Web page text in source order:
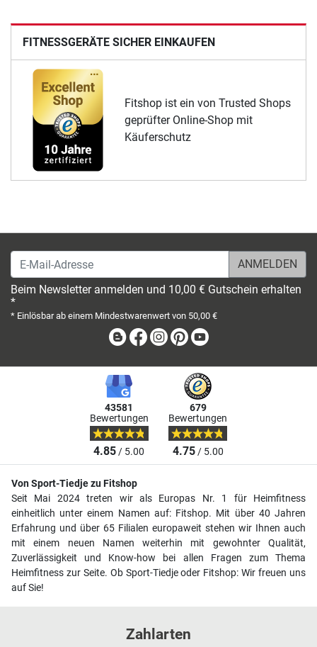
FITNESSGERÄTE SICHER EINKAUFEN
Fitshop ist ein von Trusted Shops
geprüfter Online-Shop mit
Käuferschutz
E-Mail-Adresse
Beim Newsletter anmelden und 10,00 € Gutschein erhalten
*
* Einlösbar ab einem Mindestwarenwert von 50,00 €
BlogFacebook
Instagram
Pinterest
43581
Bewertungen
4.85/ 5.00
679
Bewertungen
4.75/ 5.00
Von Sport-Tiedje zu Fitshop
Seit Mai 2024 treten wir als Europas Nr. 1 für Heimfitness
einheitlich unter einem Namen auf: Fitshop. Mit über 40 Jahren
Erfahrung und über 65 Filialen europaweit stehen wir Ihnen auch
mit einem neuen Namen weiterhin mit gewohnter Qualität,
Zuverlässigkeit und Know-how bei allen Fragen zum Thema
Heimfitness zur Seite. Ob Sport-Tiedje oder Fitshop: Wir freuen uns
auf Sie!
Zahlarten